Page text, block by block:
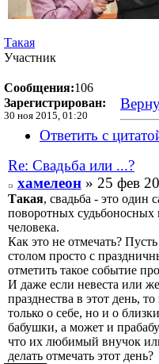
Такая
Участник
Сообщения:106
Зарегистрирован:
30 ноя 2015, 01:20
Ответить с
Re: Свадьба или ...?
хамелеон» 25 фев
Такая, свадьба - это один
поворотных
человека.
Как это не отмечать?
столом просто с
отметить такое событие
И даже если невеста или
празднества в этот день,
только о себе, но и о
бабушки, а может и
что их любимый внучок
делать отмечать этот день?